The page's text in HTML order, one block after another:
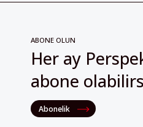
ABONE OLUN
Her ay
abone
Abonelik